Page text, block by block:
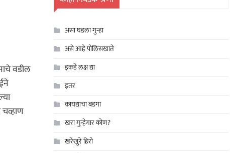
वडील
असा घडला गुन्हा
असे आहे पोलिसखाते
इकडे लक्ष द्या
इतर
कायद्याचा बडगा
खरा गुन्हेगार कोण?
खरेखुरे हिरो